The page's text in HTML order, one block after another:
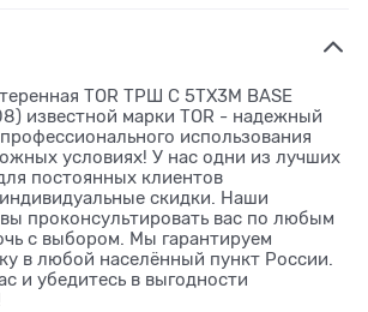
TOR ТРШ C 5ТХ3М BASE
известной марки TOR - надежный
использования
условиях! У нас одни из лучших
постоянных клиентов
скидки. Наши
проконсультировать вас по любым
с выбором. Мы гарантируем
в любой населённый пункт России.
и убедитесь в выгодности